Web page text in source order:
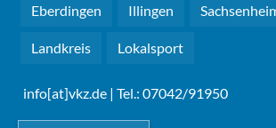
Eberdingen Illingen
Landkreis Lokalsport
info[at]vkz.de | Tel.: 07042/91950